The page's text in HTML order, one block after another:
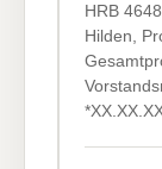
HRB
Hilden,